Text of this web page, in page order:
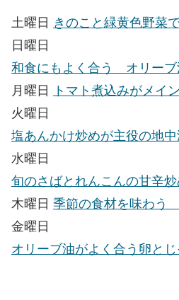
土曜日 きのこと緑黄色野菜
日曜日
和食にもよく合う オリーブ
月曜日 トマト煮込みがメイ
火曜日
塩あんかけ炒めが主役の地
水曜日
旬のさばとれんこんの甘辛
木曜日 季節の食材を味わう
金曜日
オリーブ油がよく合う卵と